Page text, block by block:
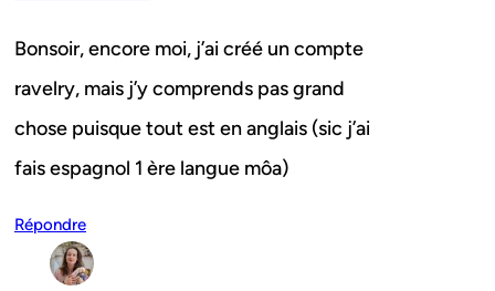
Bonsoir, encore moi, j’ai créé un compte
ravelry, mais j’y comprends pas grand
chose puisque tout est en anglais (sic j’ai
fais espagnol 1 ère langue môa)
Répondre